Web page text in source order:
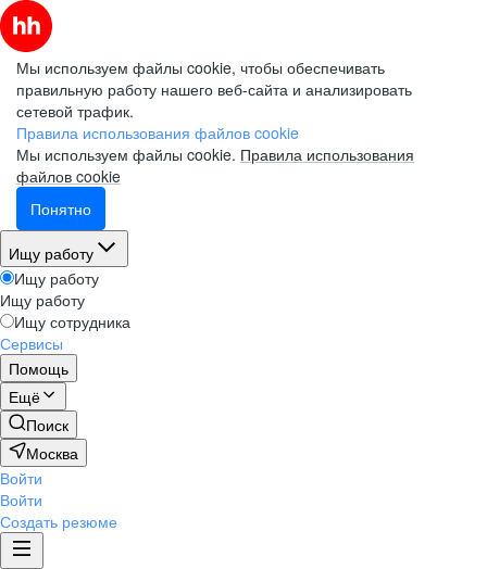
Мы используем файлы cookie, чтобы обеспечивать
правильную работу нашего веб-сайта и анализировать
сетевой трафик.
Правила использования файлов cookie
Мы используем файлы cookie. Правила использования
файлов cookie
Понятно
Ищу работу
Ищу работу
Ищу работу
Ищу сотрудника
Сервисы
Помощь
Ещё
Поиск
Москва
Войти
Войти
Создать резюме